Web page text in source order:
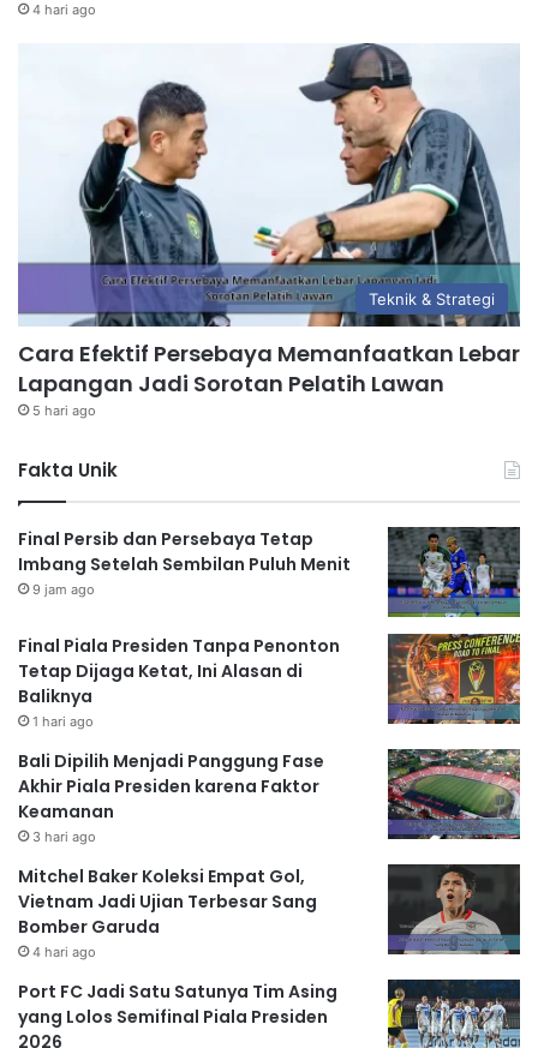
4 hari ago
Teknik & Strategi
Cara Efektif Persebaya Memanfaatkan Lebar
Lapangan Jadi Sorotan Pelatih Lawan
5 hari ago
Fakta Unik
Final Persib dan Persebaya Tetap
Imbang Setelah Sembilan Puluh Menit
9 jam ago
Final Piala Presiden Tanpa Penonton
Tetap Dijaga Ketat, Ini Alasan di
Baliknya
1 hari ago
Bali Dipilih Menjadi Panggung Fase
Akhir Piala Presiden karena Faktor
Keamanan
3 hari ago
Mitchel Baker Koleksi Empat Gol,
Vietnam Jadi Ujian Terbesar Sang
Bomber Garuda
4 hari ago
Port FC Jadi Satu Satunya Tim Asing
yang Lolos Semifinal Piala Presiden
2026